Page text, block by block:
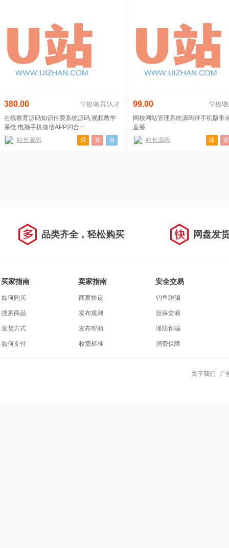
380.00
学校/教育/人才
在线教育源码知识付费系统源码,视频教学
系统,电脑手机微信APP四合一
站长源码
保 安 自
99.00
学校/
网校网站管理系统源码带手机版带
直播
站长源码
保 安
品类齐全，轻松购买 网盘发
买家指南
如何购买
搜索商品
发货方式
如何支付
卖家指南
商家协议
发布规则
发布帮助
收费标准
安全交易
钓鱼防骗
担保交易
谨防诈骗
消费保障
关于我们 广